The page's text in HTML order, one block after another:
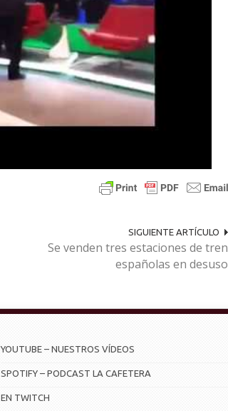
SIGUIENTE ARTÍCULO
Se venden tres estaciones de tren
españolas en desuso
YOUTUBE – NUESTROS VÍDEOS
SPOTIFY – PODCAST LA CAFETERA
EN TWITCH